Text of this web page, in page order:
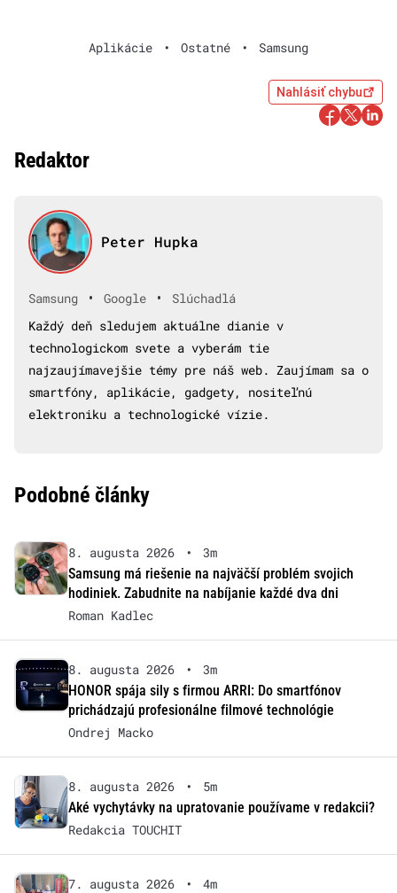
Aplikácie • Ostatné • Samsung
Nahlásiť chybu
Redaktor
Peter Hupka
Samsung • Google •
Slúchadlá
Každý deň sledujem aktuálne dianie v
technologickom svete a vyberám tie
najzaujímavejšie témy pre náš web. Zaujímam sa o
smartfóny, aplikácie, gadgety, nositeľnú
elektroniku a technologické vízie.
Podobné články
8. augusta 2026 •
3m
Samsung má riešenie na najväčší problém svojich
hodiniek. Zabudnite na nabíjanie každé dva dni
Roman Kadlec
8. augusta 2026 •
3m
HONOR spája sily s firmou ARRI: Do smartfónov
prichádzajú profesionálne filmové technológie
Ondrej Macko
8. augusta 2026 •
5m
Aké vychytávky na upratovanie používame v redakcii?
Redakcia TOUCHIT
7. augusta 2026 •
4m